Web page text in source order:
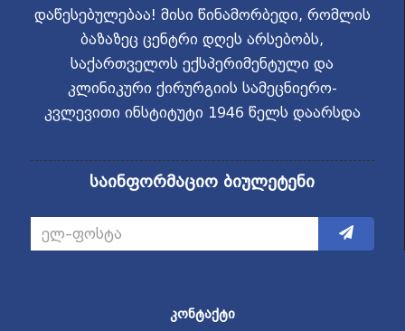
დაწესებულებაა! მისი წინამორბედი, რომლის
ბაზაზეც ცენტრი დღეს არსებობს,
საქართველოს ექსპერიმენტული და
კლინიკური ქირურგიის სამეცნიერო-
კვლევითი ინსტიტუტი 1946 წელს დაარსდა
საინფორმაციო ბიულეტენი
ᲙᲝᲜᲢᲐᲥᲢᲘ